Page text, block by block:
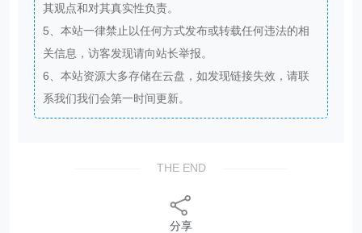
其观点和对其真实性负责。
5、本站一律禁止以任何方式发布或转载任何违法的相
关信息，访客发现请向站长举报。
6、本站资源大多存储在云盘，如发现链接失效，请联
系我们我们会第一时间更新。
THE END
分享